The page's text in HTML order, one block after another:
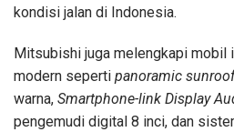
kondisi jalan di Indonesia.
Mitsubishi juga melengkapi mobil
modern seperti panoramic sunroof
warna, Smartphone-link Display
pengemudi digital 8 inci, dan